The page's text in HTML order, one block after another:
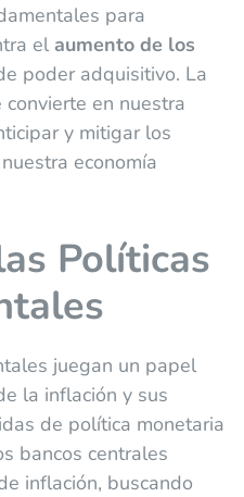
para
el aumento de los
poder adquisitivo. La
en nuestra
y mitigar los
economía
Políticas
juegan un papel
la inflación y sus
de política monetaria
bancos centrales
inflación, buscando